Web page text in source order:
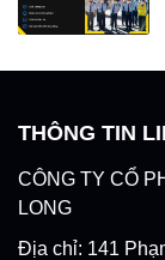
THÔNG TIN
CÔNG TY CỔ
LONG
Địa chỉ: 141